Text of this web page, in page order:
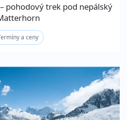
pohodový trek pod nepálský
a ceny